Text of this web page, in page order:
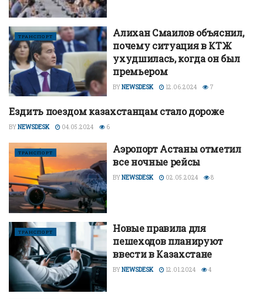
ТРАНСПОРТ
Алихан Смаилов объяснил,
почему ситуация в КТЖ
ухудшилась, когда он был
премьером
BYNEWSDESK 12.06.2024 7
ТРАНСПОРТ
Ездить поездом казахстанцам стало дороже
BYNEWSDESK 04.05.2024 6
ТРАНСПОРТ
Аэропорт Астаны отметил
все ночные рейсы
BYNEWSDESK 02.05.2024 8
ТРАНСПОРТ
Новые правила для
пешеходов планируют
ввести в Казахстане
BYNEWSDESK 12.01.2024 4